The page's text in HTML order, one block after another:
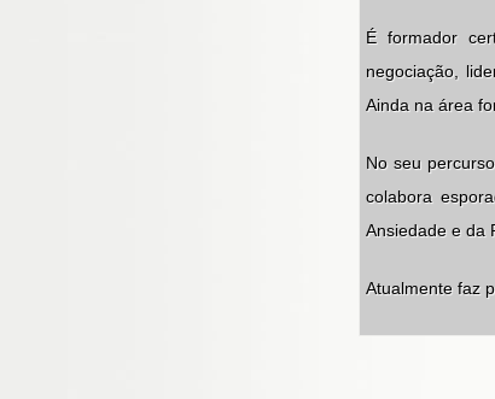
É formador
negociação,
Ainda na área
No seu
colabora
Ansiedade e da
Atualmente faz